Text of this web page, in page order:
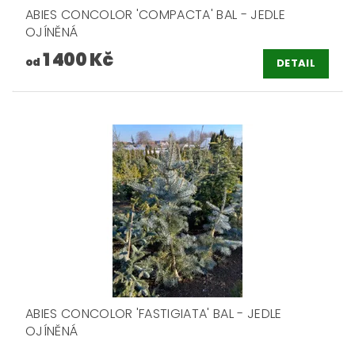
ABIES CONCOLOR 'COMPACTA' BAL - JEDLE
OJÍNĚNÁ
od 1 400 Kč DETAIL
ABIES CONCOLOR 'FASTIGIATA' BAL - JEDLE
OJÍNĚNÁ